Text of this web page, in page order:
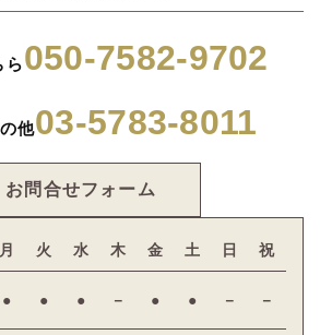
ら050-7582-9702
他03-5783-8011
お問合せフォーム
月 火 水 木 金 土 日 祝
● ● ● － ● ● － －